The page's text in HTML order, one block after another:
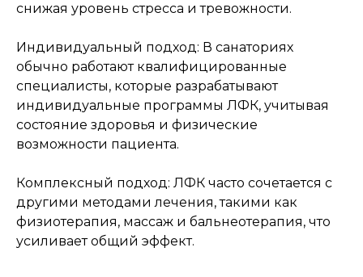
снижая уровень стресса и тревожности.
Индивидуальный подход: В санаториях
обычно работают квалифицированные
специалисты, которые разрабатывают
индивидуальные программы ЛФК, учитывая
состояние здоровья и физические
возможности пациента.
Комплексный подход: ЛФК часто сочетается с
другими методами лечения, такими как
физиотерапия, массаж и бальнеотерапия, что
усиливает общий эффект.